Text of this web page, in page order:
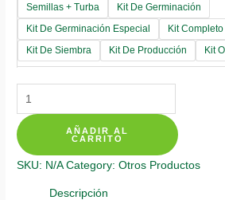
Semillas + Turba
Kit De Germinación
Kit De Germinación Especial
Kit
Kit De Siembra
Kit De Producción Kit
Kits
De
Siembra
Para
Pepino
quantity
AÑADIR AL
CARRITO
SKU: N/A Category:Otros Productos
Descripción